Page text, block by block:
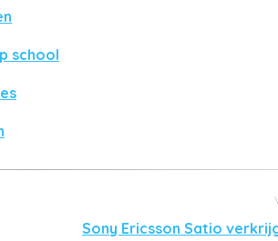
school
Sony Ericsson Satio